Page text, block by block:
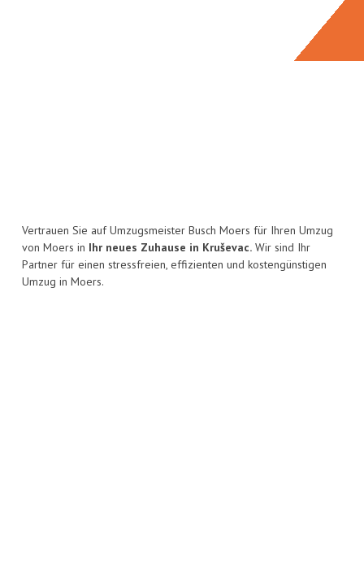
Vertrauen Sie auf Umzugsmeister Busch Moers für Ihren Umzug
von Moers in Ihr neues Zuhause in Kruševac. Wir sind Ihr
Partner für einen stressfreien, effizienten und kostengünstigen
Umzug in Moers.